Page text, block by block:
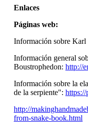
Enlaces
Páginas web:
Información sobre
Información general
Boustrophedon: http://
Información sobre la
de la serpiente": https://
http://
from-snake-book.html